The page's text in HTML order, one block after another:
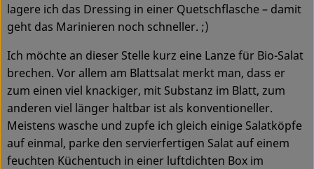
lagere ich das Dressing in einer Quetschflasche – damit
geht das Marinieren noch schneller. ;)
Ich möchte an dieser Stelle kurz eine Lanze für Bio-Salat
brechen. Vor allem am Blattsalat merkt man, dass er
zum einen viel knackiger, mit Substanz im Blatt, zum
anderen viel länger haltbar ist als konventioneller.
Meistens wasche und zupfe ich gleich einige Salatköpfe
auf einmal, parke den servierfertigen Salat auf einem
feuchten Küchentuch in einer luftdichten Box im